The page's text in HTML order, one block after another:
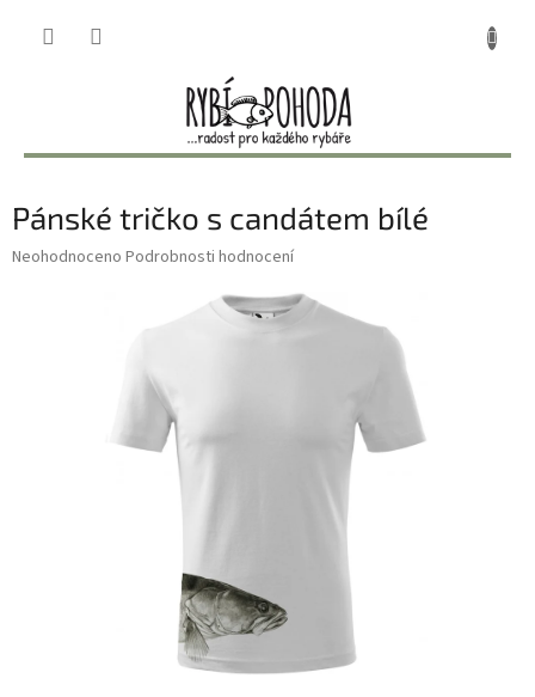
Pánské tričko s candátem bílé
Průměrné
Neohodnoceno Podrobnosti hodnocení